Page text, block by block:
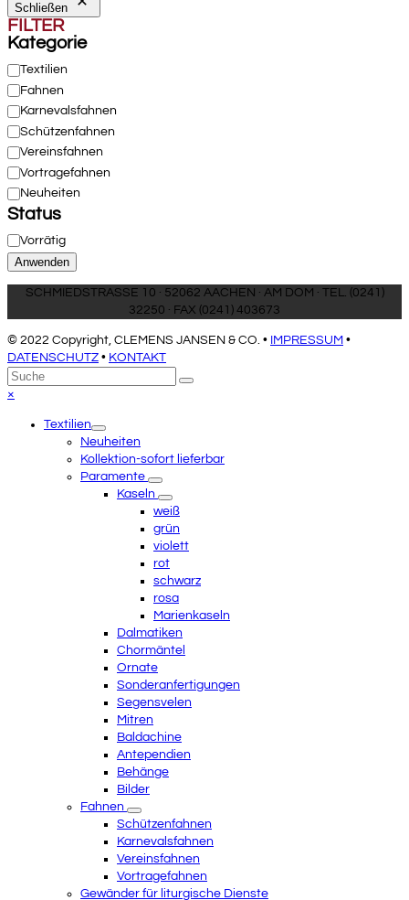
Schließen
FILTER
Kategorie
Kategorie
Textilien
Fahnen
Karnevalsfahnen
Schützenfahnen
Vereinsfahnen
Vortragefahnen
Neuheiten
Status
Status
Vorrätig
Anwenden
SCHMIEDSTRASSE 10 · 52062 AACHEN · AM DOM · TEL. (0241)
32250 · FAX (0241) 403673
© 2022 Copyright, CLEMENS JANSEN & CO. • IMPRESSUM •
DATENSCHUTZ • KONTAKT
An
den
scrollen
Suche
Senden
×
menuTextilien
Neuheiten
Kollektion-sofort lieferbar
Paramente
Kaseln
weiß
grün
violett
rot
schwarz
rosa
Marienkaseln
Dalmatiken
Chormäntel
Ornate
Sonderanfertigungen
Segensvelen
Mitren
Baldachine
Antependien
Behänge
Bilder
Fahnen
Schützenfahnen
Karnevalsfahnen
Vereinsfahnen
Vortragefahnen
Gewänder für liturgische Dienste